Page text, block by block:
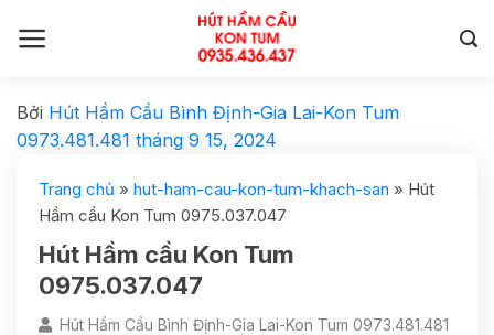
Bởi Hút Hầm Cầu Bình Định-Gia Lai-Kon Tum
0973.481.481 tháng 9 15, 2024
Trang chủ » hut-ham-cau-kon-tum-khach-san » Hút
Hầm cầu Kon Tum 0975.037.047
Hút Hầm cầu Kon Tum
0975.037.047
Hút Hầm Cầu Bình Định-Gia Lai-Kon Tum 0973.481.481